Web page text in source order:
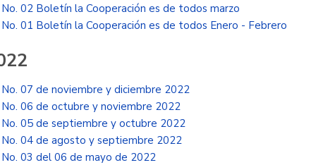
No. 02 Boletín la Cooperación es de todos marzo
No. 01 Boletín la Cooperación es de todos Enero - Febrero
No. 07 de noviembre y diciembre 2022
No. 06 de octubre y noviembre 2022
No. 05 de septiembre y octubre 2022
No. 04 de agosto y septiembre 2022
No. 03 del 06 de mayo de 2022